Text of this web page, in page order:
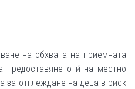
на обхвата на приемната
предоставянето и́ на местно
за отглеждане на деца в риск